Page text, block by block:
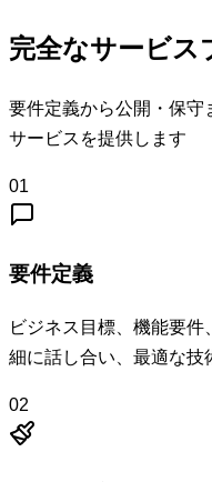
完全なサービス
要件定義から公開・保守
サービスを提供します
01
要件定義
ビジネス目標、機能要
細に話し合い、最適な技
02